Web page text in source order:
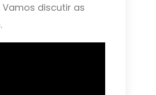
discutir as